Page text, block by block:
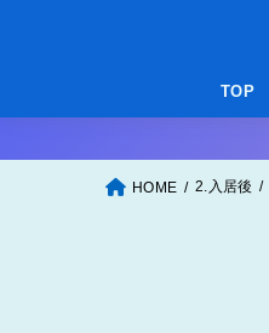
TOP
HOME 2.入居後